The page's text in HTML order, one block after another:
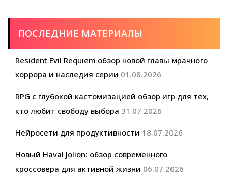
ПОСЛЕДНИЕ МАТЕРИАЛЫ
Resident Evil Requiem обзор новой главы мрачного
хоррора и наследия серии 01.08.2026
RPG с глубокой кастомизацией обзор игр для тех,
кто любит свободу выбора 31.07.2026
Нейросети для продуктивности 18.07.2026
Новый Haval Jolion: обзор современного
кроссовера для активной жизни 06.07.2026